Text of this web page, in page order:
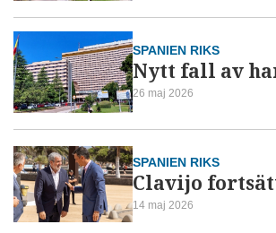
SPANIEN RIKS
Nytt fall av
26 maj 2026
SPANIEN RIKS
Clavijo
14 maj 2026